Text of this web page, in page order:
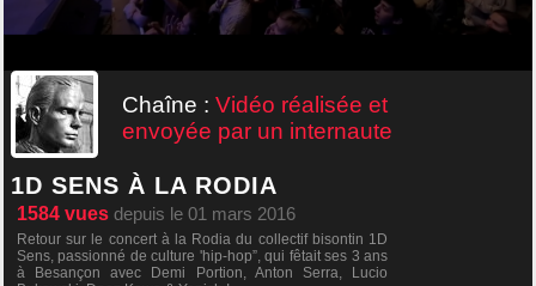
Chaîne : Vidéo réalisée et
envoyée par un internaute
1D SENS À LA RODIA
1584 vues depuis le 01 mars 2016
Retour sur le concert à la Rodia du collectif bisontin 1D
Sens, passionné de culture 'hip-hop”, qui fêtait ses 3 ans
à Besançon avec Demi Portion, Anton Serra, Lucio